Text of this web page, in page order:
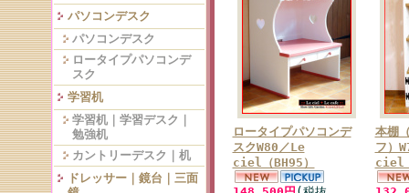
パソコンデスク
パソコンデスク
ロータイプパソコンデ
スク
学習机
学習机｜学習デスク｜
勉強机
カントリーデスク｜机
ドレッサー｜鏡台｜三面
ロータイプパソコンデ
スクW80／Le
ciel（BH95）
本棚
フ）
ciel